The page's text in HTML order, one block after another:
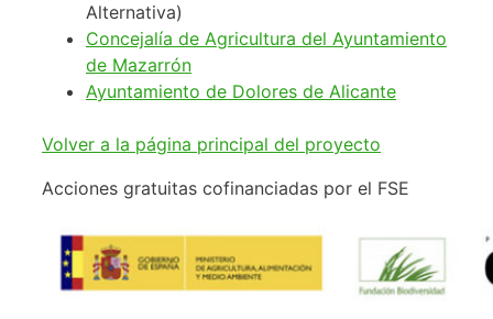
Alternativa)
Concejalía de Agricultura del Ayuntamiento
de Mazarrón
Ayuntamiento de Dolores de Alicante
Volver a la página principal del proyecto
Acciones gratuitas cofinanciadas por el FSE